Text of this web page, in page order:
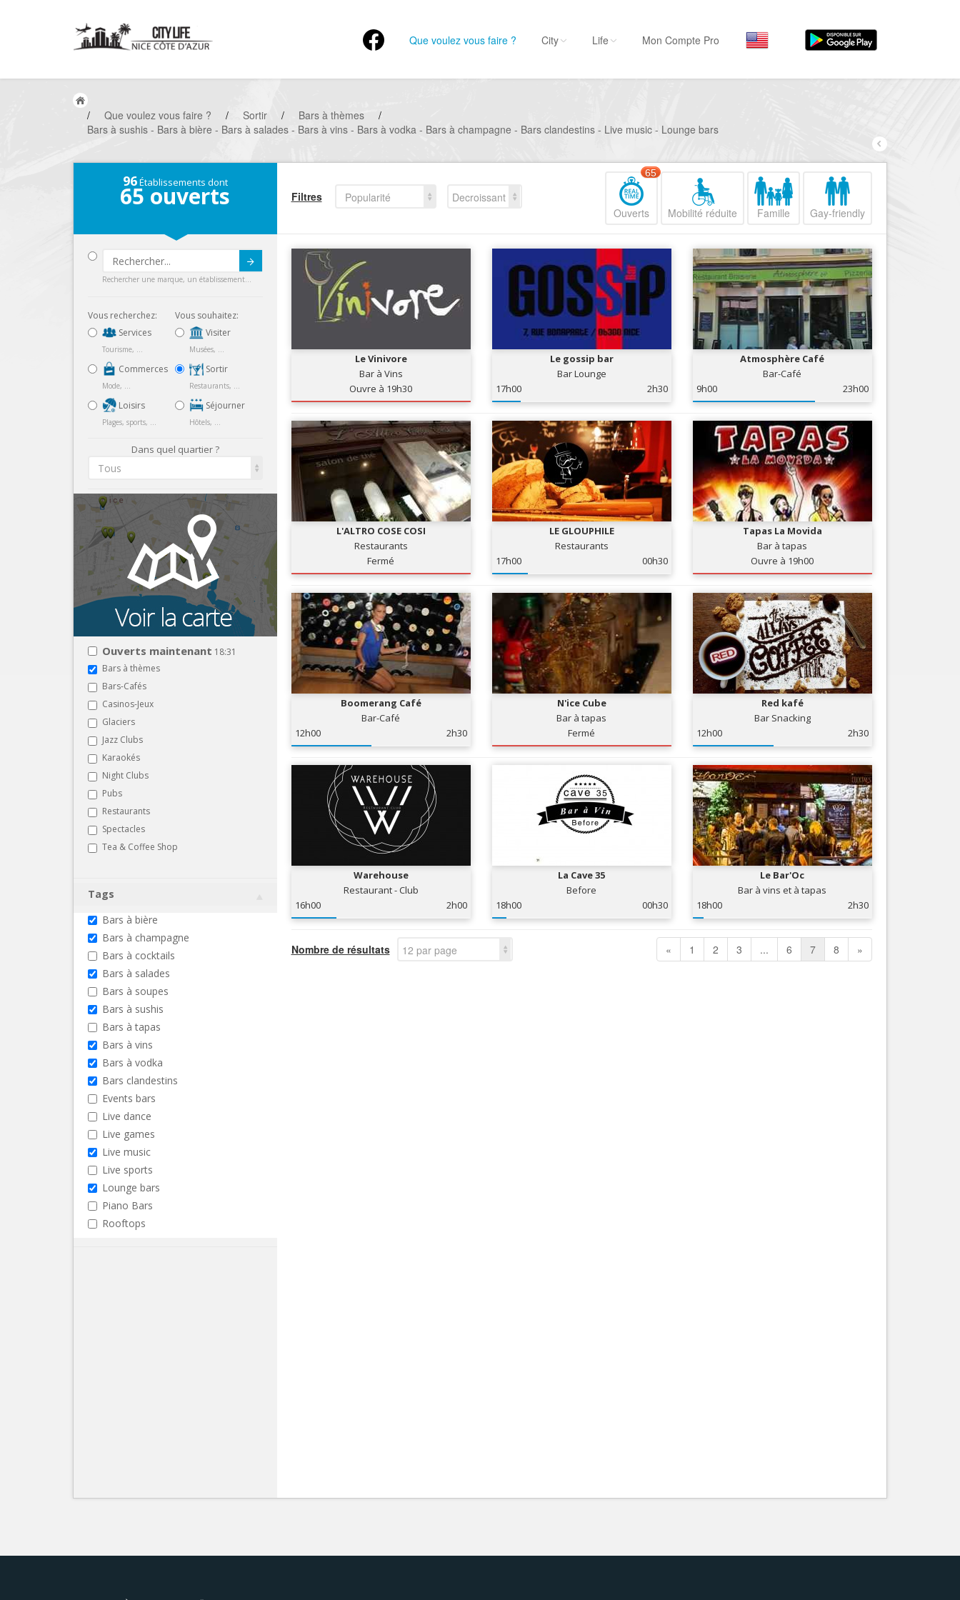
Que voulez vous faire ?
Séjourner
Musées, ...
Sortir
Commerces
Mode, ...
Loisirs
Plages, sports, ...
Services
Tourisme, ...
Nice Promenade du
Nice le Port
Nice le Vieux Nice
Nice les Collines Niçoises
Nice le petit Marais Niçois
Nice la plaine du Var
Nice le Carré d’Or
City Life Mon Compte Pro
/ Que voulez vous faire ? / Sortir / Bars à thèmes
/
Bars à sushis - Bars à bière - Bars à salades - Bars à vins - Bars à vodka - Bars à champagne - Bars clandestins - Live music - Lounge bars
96Établissements dont
65 ouverts
Rechercher une marque, un établissement...
Vous recherchez:
Services
Tourisme, ...
Commerces
Mode, ...
Loisirs
Plages, sports, ...
Vous souhaitez:
Visiter
Musées, ...
Sortir
Restaurants, ...
Séjourner
Hôtels, ...
Dans quel quartier ?
Tous
Ouverts maintenant 18:31
Bars à thèmes
Bars-Cafés
Casinos-Jeux
Glaciers
Jazz Clubs
Karaokés
Night Clubs
Pubs
Restaurants
Spectacles
Tea & Coffee Shop
Tags
Bars à bière
Bars à champagne
Bars à cocktails
Bars à salades
Bars à soupes
Bars à sushis
Bars à tapas
Bars à vins
Bars à vodka
Bars clandestins
Events bars
Live dance
Live games
Live music
Live sports
Lounge bars
Piano Bars
Rooftops
Filtres Popularité
Decroissant
Ouverts
65
Mobilité réduite Famille Gay-friendly
Le Vinivore
Bar à Vins
Ouvre à 19h30
Le gossip bar
Bar Lounge
17h00
2h30
Atmosphère Café
Bar-Café
9h00
23h00
L'ALTRO COSE COSI
Restaurants
Fermé
LE GLOUPHILE
Restaurants
17h00
00h30
Tapas La Movida
Bar à tapas
Ouvre à 19h00
Boomerang Café
Bar-Café
12h00
2h30
N'ice Cube
Bar à tapas
Fermé
Red kafé
Bar Snacking
12h00
2h30
Warehouse
Restaurant - Club
16h00
2h00
La Cave 35
Before
18h00
00h30
Le Bar'Oc
Bar à vins et à tapas
18h00
2h30
Nombre de résultats 12 par page « 1 2 3 ... 6 7 8 »